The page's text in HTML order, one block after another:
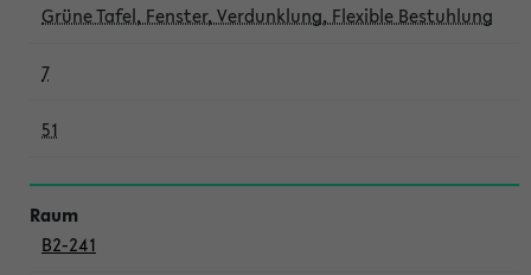
Grüne Tafel, Fenster, Verdunklung, Flexible Bestuhlung
7
51
B2-241